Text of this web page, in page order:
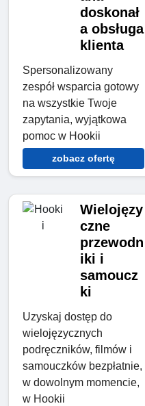
doskonał
a obsługa
klienta
Spersonalizowany
zespół wsparcia gotowy
na wszystkie Twoje
zapytania, wyjątkowa
pomoc w Hookii
zobacz ofertę
Wielojęzy
czne
przewodn
iki i
samoucz
ki
Uzyskaj dostęp do
wielojęzycznych
podręczników, filmów i
samouczków bezpłatnie,
w dowolnym momencie,
w Hookii